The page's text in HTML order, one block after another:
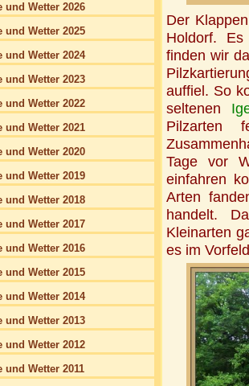
Der
Holdorf.
finden wir
auffiel. So
seltenen
Pilzarten
Tage vor
einfahren
Arten
handelt.
Kleinarten
es im
und Wetter 2026
und Wetter 2025
und Wetter 2024
und Wetter 2023
und Wetter 2022
und Wetter 2021
und Wetter 2020
und Wetter 2019
und Wetter 2018
und Wetter 2017
und Wetter 2016
und Wetter 2015
und Wetter 2014
und Wetter 2013
und Wetter 2012
und Wetter 2011